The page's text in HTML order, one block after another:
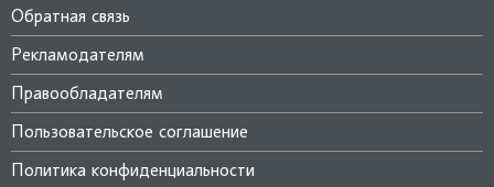
Обратная связь
Рекламодателям
Правообладателям
Пользовательское соглашение
Политика конфиденциальности